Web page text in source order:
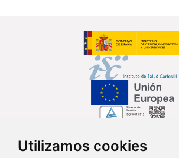
Utilizamos cookies
Síguenos en...